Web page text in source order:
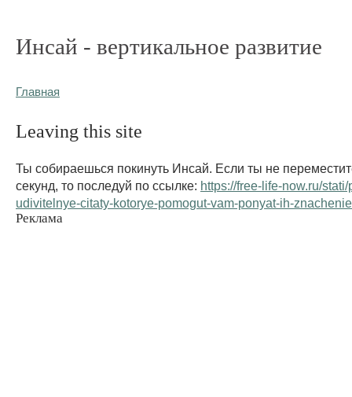
Инсай - вертикальное развитие
Главная
Leaving this site
Ты собираешься покинуть Инсай. Если ты не
секунд, то последуй по ссылке: https://free-life-now.ru/
udivitelnye-citaty-kotorye-pomogut-vam-ponyat-ih-znachenie
Реклама